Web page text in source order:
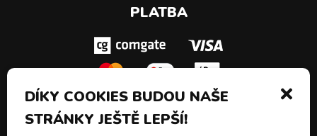
PLATBA
DÍKY COOKIES BUDOU NAŠE
STRÁNKY JEŠTĚ LEPŠÍ!